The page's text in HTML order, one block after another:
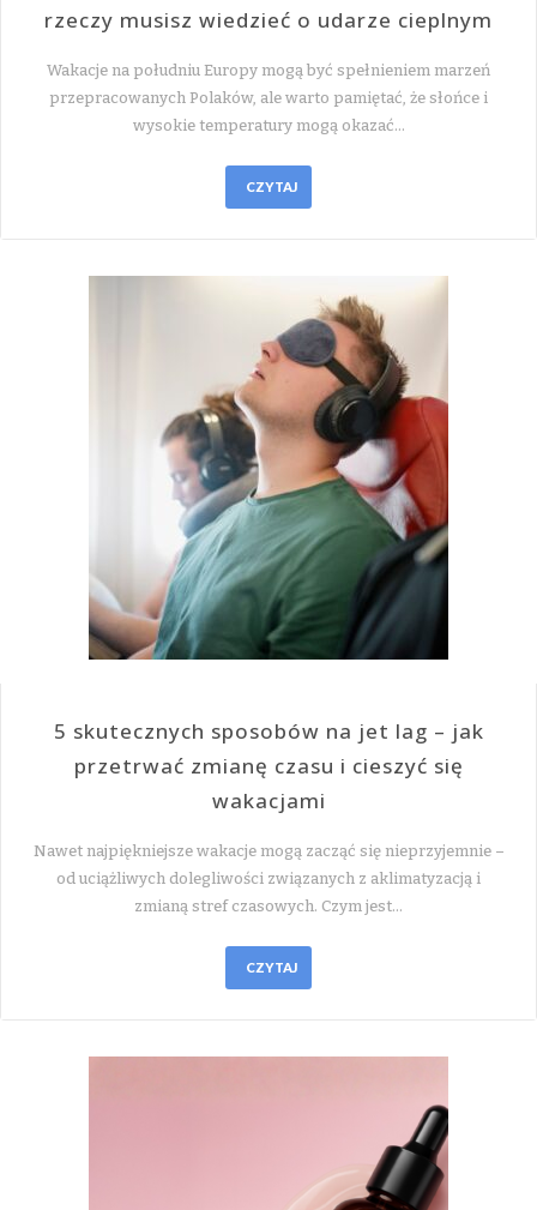
rzeczy musisz wiedzieć o udarze cieplnym
Wakacje na południu Europy mogą być spełnieniem marzeń
przepracowanych Polaków, ale warto pamiętać, że słońce i
wysokie temperatury mogą okazać…
CZYTAJ
5 skutecznych sposobów na jet lag – jak
przetrwać zmianę czasu i cieszyć się
wakacjami
Nawet najpiękniejsze wakacje mogą zacząć się nieprzyjemnie –
od uciążliwych dolegliwości związanych z aklimatyzacją i
zmianą stref czasowych. Czym jest…
CZYTAJ